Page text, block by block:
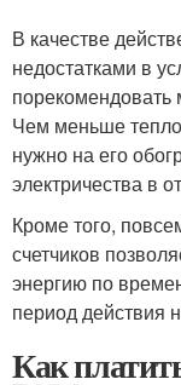
В качестве
недостатками в
порекомендовать
Чем меньше
нужно на его
электричества в
Кроме того,
счетчиков
энергию по
период действия
Как